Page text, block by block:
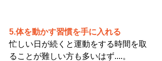
5.体を動かす習慣を手に入れる
忙しい日が続くと運動をする時間を取
ることが難しい方も多いはず....。